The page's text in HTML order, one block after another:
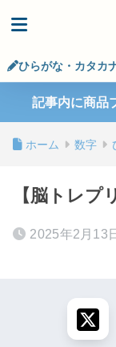
ひらがな・カタカ
記事内に商品
ホーム 数字
【脳トレ
2025年2月13